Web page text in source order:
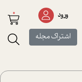
ورود
اشتراک مجله
0